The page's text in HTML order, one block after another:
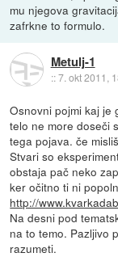
mu njegova
zafrkne to formulo.
Metulj-1
::7. okt 2011,
Osnovni pojmi kaj je
telo ne more doseči
tega pojava. če
Stvari so
obstaja pač neko
ker očitno ti ni
http://
Na desni pod
na to temo. Pazljivo
razumeti.